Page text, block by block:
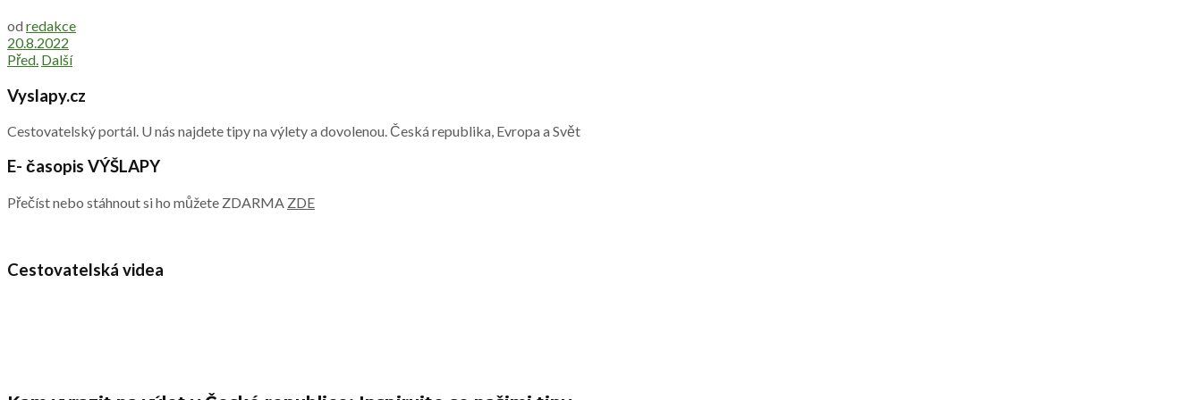
od redakce
20.8.2022
Před. Další
Vyslapy.cz
Cestovatelský portál. U nás najdete tipy na výlety a dovolenou. Česká republika, Evropa a Svět
E- časopis VÝŠLAPY
Přečíst nebo stáhnout si ho můžete ZDARMA ZDE
Cestovatelská videa